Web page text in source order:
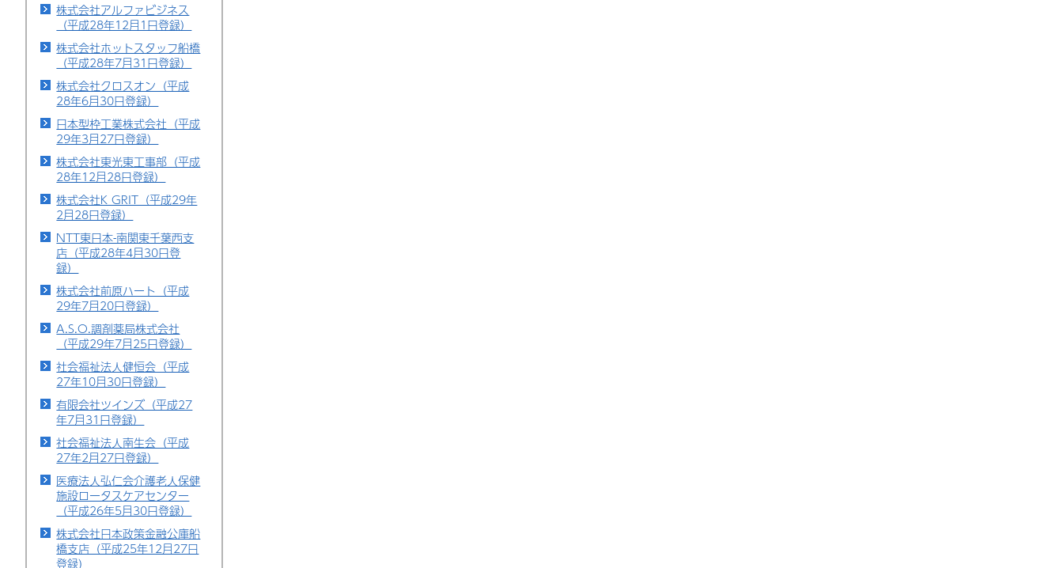
株式会社アルファビジネス
（平成28年12月1日登録）
株式会社ホットスタッフ船橋
（平成28年7月31日登録）
株式会社クロスオン（平成
28年6月30日登録）
日本型枠工業株式会社（平成
29年3月27日登録）
株式会社東光東工事部（平成
28年12月28日登録）
株式会社K GRIT（平成29年
2月28日登録）
NTT東日本-南関東千葉西支
店（平成28年4月30日登
録）
株式会社前原ハート（平成
29年7月20日登録）
A.S.O.調剤薬局株式会社
（平成29年7月25日登録）
社会福祉法人健恒会（平成
27年10月30日登録）
有限会社ツインズ（平成27
年7月31日登録）
社会福祉法人南生会（平成
27年2月27日登録）
医療法人弘仁会介護老人保健
施設ロータスケアセンター
（平成26年5月30日登録）
株式会社日本政策金融公庫船
橋支店（平成25年12月27日
登録）